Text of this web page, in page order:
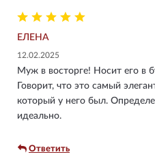
ЕЛЕНА
12.02.2025
Муж в восторге! Носит его в
Говорит, что это самый
который у него был.
идеально.
Ответить